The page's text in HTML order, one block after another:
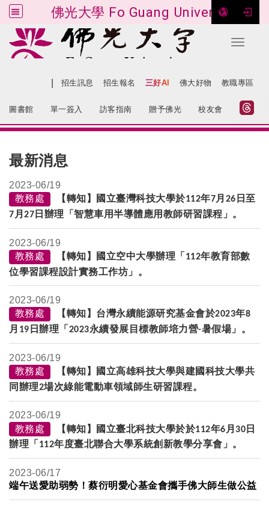
佛光大學 Fo Guang University
Toggle
跳到主要內容
招生訊息 招生報名 三好AI 佛大好物 教職專區
圖書館 單一簽入 訪客指南 贈予佛光 校友會
最新消息
2023-06/19
教務處
【轉知】國立臺灣科技大學於112年7月 26 日至
7 月 27 日辦理「智慧車用半導體應用教師研習課程」。
2023-06/19
教務處
【轉知】國立空中大學辦理「 112年教育部數
位學習課程設計實務工作坊」。
2023-06/19
教務處
【轉知】台灣永續能源研究基金會於2023年8
月 19 日辦理「 2023永續發展目標教師培力營-暑假場」。
2023-06/19
教務處
【轉知】國立高雄科技大學與建國科技大學共
同辦理2場次綠能電動車領域師生研習課程。
2023-06/19
教務處
【轉知】國立臺北科技大學於於112年6 月30 日
辦理「 112年度臺北聯合大學系統創新教學分享會」。
2023-06/17
端午送愛助弱勢！蔡衍明愛心基金會攜手佛大師生做公益